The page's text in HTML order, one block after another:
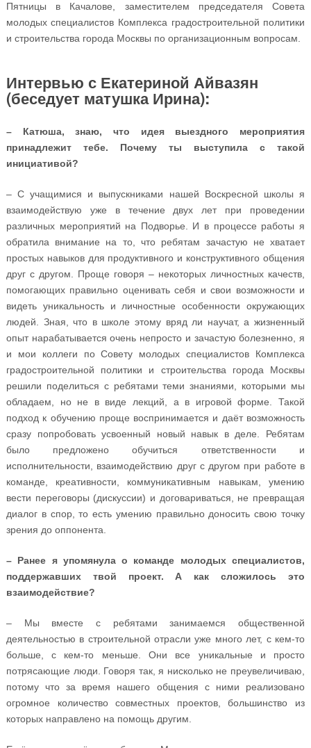
Пятницы в Качалове, заместителем председателя Совета
молодых специалистов Комплекса градостроительной политики
и строительства города Москвы по организационным вопросам.
Интервью с Екатериной Айвазян
(беседует матушка Ирина):
– Катюша, знаю, что идея выездного мероприятия
принадлежит тебе. Почему ты выступила с такой
инициативой?
– С учащимися и выпускниками нашей Воскресной школы я
взаимодействую уже в течение двух лет при проведении
различных мероприятий на Подворье. И в процессе работы я
обратила внимание на то, что ребятам зачастую не хватает
простых навыков для продуктивного и конструктивного общения
друг с другом. Проще говоря – некоторых личностных качеств,
помогающих правильно оценивать себя и свои возможности и
видеть уникальность и личностные особенности окружающих
людей. Зная, что в школе этому вряд ли научат, а жизненный
опыт нарабатывается очень непросто и зачастую болезненно, я
и мои коллеги по Совету молодых специалистов Комплекса
градостроительной политики и строительства города Москвы
решили поделиться с ребятами теми знаниями, которыми мы
обладаем, но не в виде лекций, а в игровой форме. Такой
подход к обучению проще воспринимается и даёт возможность
сразу попробовать усвоенный новый навык в деле. Ребятам
было предложено обучиться ответственности и
исполнительности, взаимодействию друг с другом при работе в
команде, креативности, коммуникативным навыкам, умению
вести переговоры (дискуссии) и договариваться, не превращая
диалог в спор, то есть умению правильно доносить свою точку
зрения до оппонента.
– Ранее я упомянула о команде молодых специалистов,
поддержавших твой проект. А как сложилось это
взаимодействие?
– Мы вместе с ребятами занимаемся общественной
деятельностью в строительной отрасли уже много лет, с кем-то
больше, с кем-то меньше. Они все уникальные и просто
потрясающие люди. Говоря так, я нисколько не преувеличиваю,
потому что за время нашего общения с ними реализовано
огромное количество совместных проектов, большинство из
которых направлено на помощь другим.